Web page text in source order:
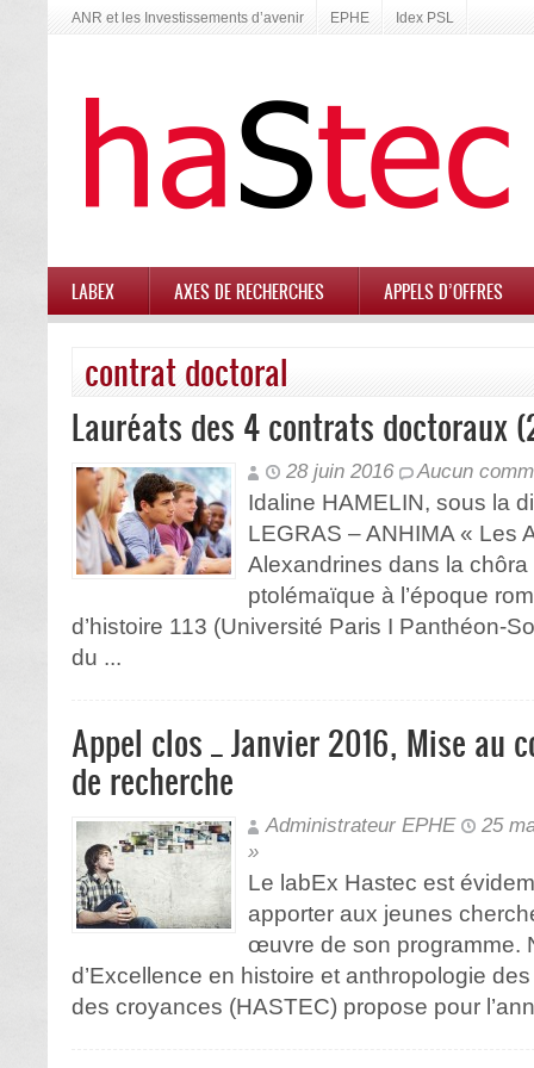
ANR et les Investissements d’avenir EPHE Idex PSL
LABEX AXES DE RECHERCHES APPELS D’OFFRES
contrat doctoral
Lauréats des 4 contrats doctoraux
28 juin 2016 Aucun
Idaline HAMELIN, sous la
LEGRAS – ANHIMA « Les
Alexandrines dans la
ptolémaïque à l’époque
d’histoire 113 (Université Paris I Panthéon-
du ...
Appel clos _ Janvier 2016, Mise au
de recherche
Administrateur EPHE
25
»
Le labEx Hastec est
apporter aux jeunes
œuvre de son programme.
d’Excellence en histoire et anthropologie
des croyances (HASTEC) propose pour